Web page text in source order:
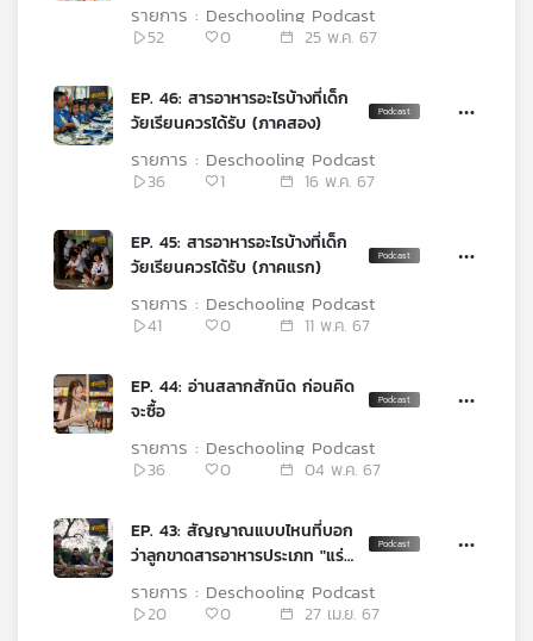
เกี่ยว
เครือ
52 0 25 พ.ค. 67
รายการ : Deschooling Podcast
EP. 46: สารอาหารอะไรบ้างที่เด็ก
วัยเรียนควรได้รับ (ภาคสอง)
36 1 16 พ.ค. 67
รายการ : Deschooling Podcast
EP. 45: สารอาหารอะไรบ้างที่เด็ก
วัยเรียนควรได้รับ (ภาคแรก)
41 0 11 พ.ค. 67
รายการ : Deschooling Podcast
EP. 44: อ่านสลากสักนิด ก่อนคิด
จะซื้อ
36 0 04 พ.ค. 67
รายการ : Deschooling Podcast
EP. 43: สัญญาณแบบไหนที่บอก
ว่าลูกขาดสารอาหารประเภท "แร่
20
0 27 เม.ย. 67
รายการ : Deschooling Podcast